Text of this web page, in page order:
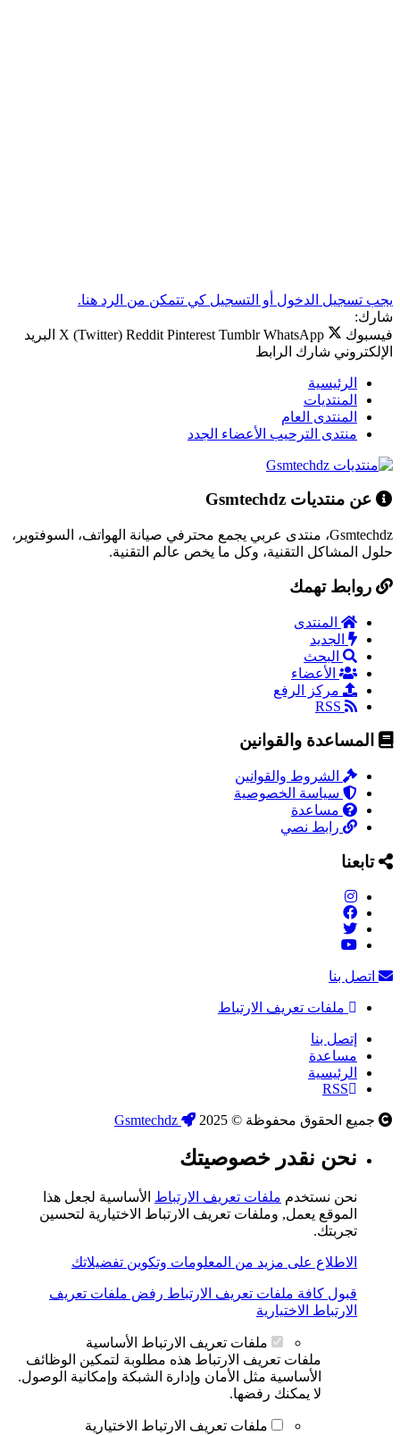
يجب تسجيل الدخول أو التسجيل كي تتمكن من الرد هنا.
شارك:
فيسبوك
X (Twitter) Reddit Pinterest Tumblr WhatsApp
البريد
الإلكتروني شارك الرابط
الرئيسية
المنتديات
المنتدى العام
منتدى الترحيب الأعضاء الجدد
عن منتديات Gsmtechdz
Gsmtechdz، منتدى عربي يجمع محترفي صيانة الهواتف، السوفتوير،
حلول المشاكل التقنية، وكل ما يخص عالم التقنية.
روابط تهمك
المنتدى
الجديد
البحث
الأعضاء
مركز الرفع
المساعدة والقوانين
الشروط والقوانين
سياسة الخصوصية
مساعدة
رابط نصي
تابعنا
اتصل بنا
ملفات تعريف الارتباط
إتصل بنا
مساعدة
الرئيسية
RSS
جميع الحقوق محفوظة © 2025
نحن نقدر خصوصيتك
نحن نستخدم ملفات تعريف الارتباط الأساسية لجعل هذا
الموقع يعمل, وملفات تعريف الارتباط الاختيارية لتحسين
تجربتك.
الاطلاع على مزيد من المعلومات وتكوين تفضيلاتك
قبول كافة ملفات تعريف الارتباط رفض ملفات تعريف
الارتباط الاختيارية
ملفات تعريف الارتباط الأساسية
ملفات تعريف الارتباط هذه مطلوبة لتمكين الوظائف
الأساسية مثل الأمان وإدارة الشبكة وإمكانية الوصول.
لا يمكنك رفضها.
ملفات تعريف الارتباط الاختيارية